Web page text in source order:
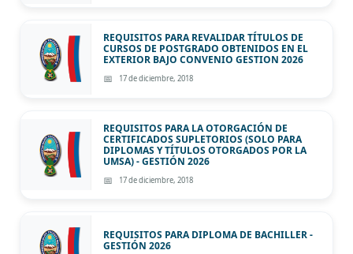
REQUISITOS PARA REVALIDAR TÍTULOS DE
CURSOS DE POSTGRADO OBTENIDOS EN EL
EXTERIOR BAJO CONVENIO GESTION 2026
17 de diciembre, 2018
REQUISITOS PARA LA OTORGACIÓN DE
CERTIFICADOS SUPLETORIOS (SOLO PARA
DIPLOMAS Y TÍTULOS OTORGADOS POR LA
UMSA) - GESTIÓN 2026
17 de diciembre, 2018
REQUISITOS PARA DIPLOMA DE BACHILLER -
GESTIÓN 2026